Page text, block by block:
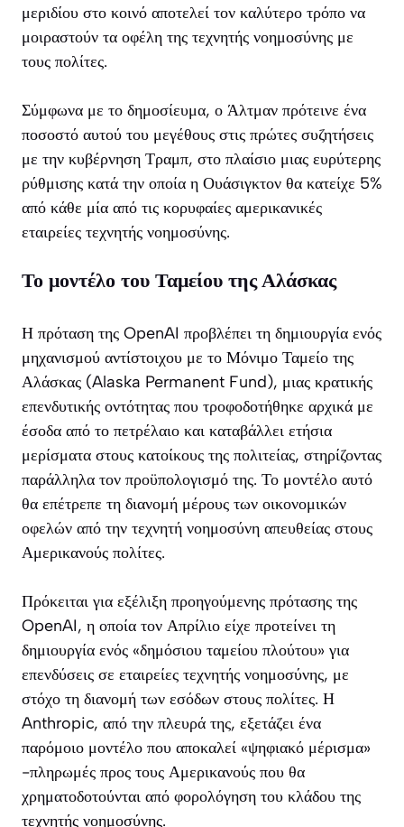
μεριδίου στο κοινό αποτελεί τον καλύτερο τρόπο να
μοιραστούν τα οφέλη της τεχνητής νοημοσύνης με
τους πολίτες.
Σύμφωνα με το δημοσίευμα, ο Άλτμαν πρότεινε ένα
ποσοστό αυτού του μεγέθους στις πρώτες συζητήσεις
με την κυβέρνηση Τραμπ, στο πλαίσιο μιας ευρύτερης
ρύθμισης κατά την οποία η Ουάσιγκτον θα κατείχε 5%
από κάθε μία από τις κορυφαίες αμερικανικές
εταιρείες τεχνητής νοημοσύνης.
Το μοντέλο του Ταμείου της Αλάσκας
Η πρόταση της OpenAI προβλέπει τη δημιουργία ενός
μηχανισμού αντίστοιχου με το Μόνιμο Ταμείο της
Αλάσκας (Alaska Permanent Fund), μιας κρατικής
επενδυτικής οντότητας που τροφοδοτήθηκε αρχικά με
έσοδα από το πετρέλαιο και καταβάλλει ετήσια
μερίσματα στους κατοίκους της πολιτείας, στηρίζοντας
παράλληλα τον προϋπολογισμό της. Το μοντέλο αυτό
θα επέτρεπε τη διανομή μέρους των οικονομικών
οφελών από την τεχνητή νοημοσύνη απευθείας στους
Αμερικανούς πολίτες.
Πρόκειται για εξέλιξη προηγούμενης πρότασης της
OpenAI, η οποία τον Απρίλιο είχε προτείνει τη
δημιουργία ενός «δημόσιου ταμείου πλούτου» για
επενδύσεις σε εταιρείες τεχνητής νοημοσύνης, με
στόχο τη διανομή των εσόδων στους πολίτες. Η
Anthropic, από την πλευρά της, εξετάζει ένα
παρόμοιο μοντέλο που αποκαλεί «ψηφιακό μέρισμα»
-πληρωμές προς τους Αμερικανούς που θα
χρηματοδοτούνται από φορολόγηση του κλάδου της
τεχνητής νοημοσύνης.